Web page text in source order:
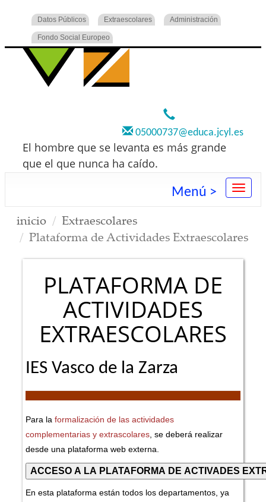
Datos Públicos Extraescolares Administración
Fondo Social Europeo
05000737@educa.jcyl.es
El hombre que se levanta es más grande
que el que nunca ha caído.
Menú >
inicio
Extraescolares
Plataforma de Actividades Extraescolares
PLATAFORMA DE
ACTIVIDADES
EXTRAESCOLARES
IES Vasco de la Zarza
Para la formalización de las actividades
complementarias y extrascolares , se deberá realizar
desde una plataforma web externa.
En esta plataforma están todos los departamentos, ya